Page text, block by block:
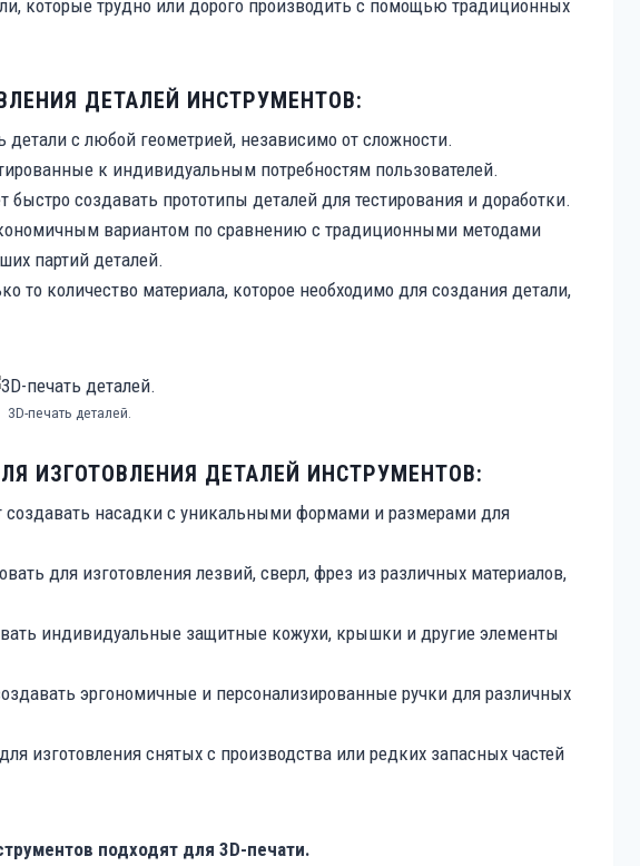
которые трудно или дорого производить с помощью традиционных
ДЕТАЛЕЙ ИНСТРУМЕНТОВ:
детали с любой геометрией, независимо от сложности.
к индивидуальным потребностям пользователей.
быстро создавать прототипы деталей для тестирования и доработки.
вариантом по сравнению с традиционными методами
партий деталей.
то количество материала, которое необходимо для создания детали,
3D-печать деталей.
ИЗГОТОВЛЕНИЯ ДЕТАЛЕЙ ИНСТРУМЕНТОВ:
создавать насадки с уникальными формами и размерами для
для изготовления лезвий, сверл, фрез из различных материалов,
индивидуальные защитные кожухи, крышки и другие элементы
эргономичные и персонализированные ручки для различных
изготовления снятых с производства или редких запасных частей
подходят для 3D-печати.